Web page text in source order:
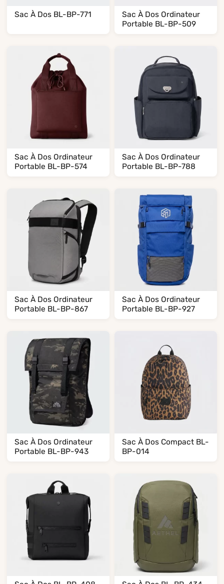
Sac À Dos BL-BP-771
Sac À Dos Ordinateur
Portable BL-BP-509
Sac À Dos Ordinateur
Portable BL-BP-574
Sac À Dos Ordinateur
Portable BL-BP-788
Sac À Dos Ordinateur
Portable BL-BP-867
Sac À Dos Ordinateur
Portable BL-BP-927
Sac À Dos Ordinateur
Portable BL-BP-943
Sac À Dos Compact BL-
BP-014